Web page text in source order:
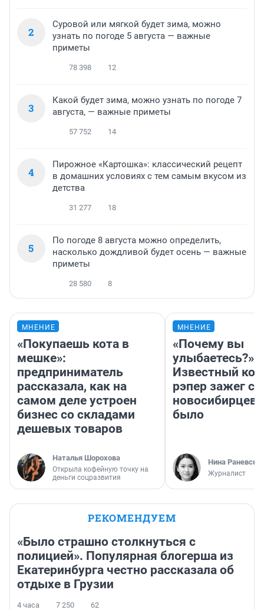
2
Суровой или мягкой будет зима, можно
узнать по погоде 5 августа — важные
приметы
78 398 12
3
Какой будет зима, можно узнать по погоде 7
августа, — важные приметы
57 752 14
4
Пирожное «Картошка»: классический рецепт
в домашних условиях с тем самым вкусом из
детства
31 277 18
5
По погоде 8 августа можно определить,
насколько дождливой будет осень — важные
приметы
28 580 8
МНЕНИЕ
«Покупаешь кота в
мешке»:
предприниматель
рассказала, как на
самом деле устроен
бизнес со складами
дешевых товаров
Наталья Шорохова
Открыла кофейную точку на
деньги соцразвития
МНЕНИЕ
«Почему вы
улыбаетесь?»
Известный
рэпер зажег с
новосибирцев:
было
Нина
Журналист
РЕКОМЕНДУЕМ
«Было страшно столкнуться с
полицией». Популярная блогерша из
Екатеринбурга честно рассказала об
отдыхе в Грузии
4 часа 7 250 62